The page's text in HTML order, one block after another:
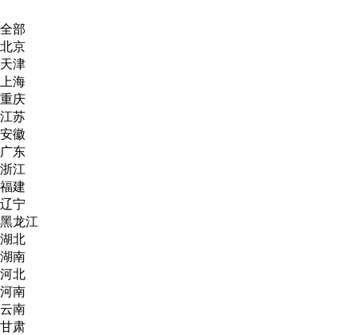
全部
北京
天津
上海
重庆
江苏
安徽
广东
浙江
福建
辽宁
黑龙江
湖北
湖南
河北
河南
云南
甘肃